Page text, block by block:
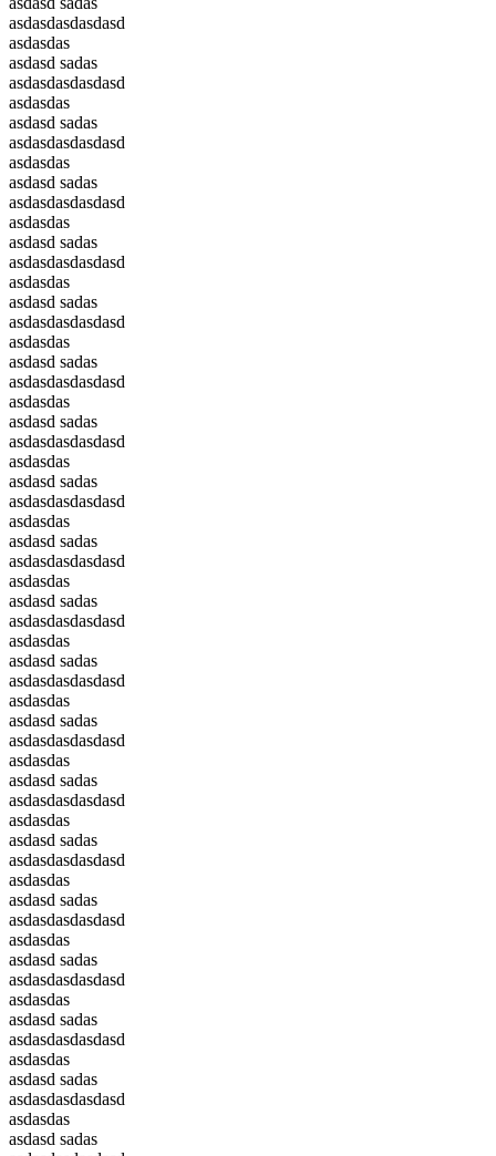
asdasdasdasdasd
asdasdas
asdasd sadas
asdasdasdasdasd
asdasdas
asdasd sadas
asdasdasdasdasd
asdasdas
asdasd sadas
asdasdasdasdasd
asdasdas
asdasd sadas
asdasdasdasdasd
asdasdas
asdasd sadas
asdasdasdasdasd
asdasdas
asdasd sadas
asdasdasdasdasd
asdasdas
asdasd sadas
asdasdasdasdasd
asdasdas
asdasd sadas
asdasdasdasdasd
asdasdas
asdasd sadas
asdasdasdasdasd
asdasdas
asdasd sadas
asdasdasdasdasd
asdasdas
asdasd sadas
asdasdasdasdasd
asdasdas
asdasd sadas
asdasdasdasdasd
asdasdas
asdasd sadas
asdasdasdasdasd
asdasdas
asdasd sadas
asdasdasdasdasd
asdasdas
asdasd sadas
asdasdasdasdasd
asdasdas
asdasd sadas
asdasdasdasdasd
asdasdas
asdasd sadas
asdasdasdasdasd
asdasdas
asdasd sadas
asdasdasdasdasd
asdasdas
asdasd sadas